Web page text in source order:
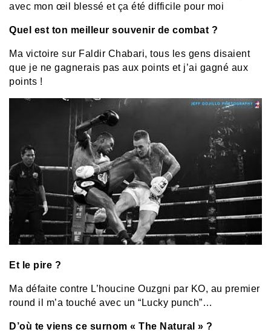
avec mon œil blessé et ça été difficile pour moi
Quel est ton meilleur souvenir de combat ?
Ma victoire sur Faldir Chabari, tous les gens disaient
que je ne gagnerais pas aux points et j’ai gagné aux
points !
Et le pire ?
Ma défaite contre L’houcine Ouzgni par KO, au premier
round il m’a touché avec un “Lucky punch”…
D’où te viens ce surnom « The Natural » ?